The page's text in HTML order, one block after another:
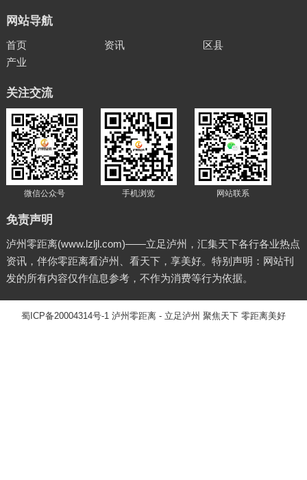
网站导航
首页 资讯
区县
产业
关注交流
微信公众号 手机浏览 网站联系
免责声明
泸州零距离(www.lzljl.com)——立足泸州，汇集天下各行各业热点
资讯，伴你零距离看泸州、看天下，享美好。特别声明：网站刊
发的所有内容仅作信息参考，不作为消费等行为依据。
蜀ICP备20004314号-1 泸州零距离- 立足泸州 聚焦天下 零距离美好